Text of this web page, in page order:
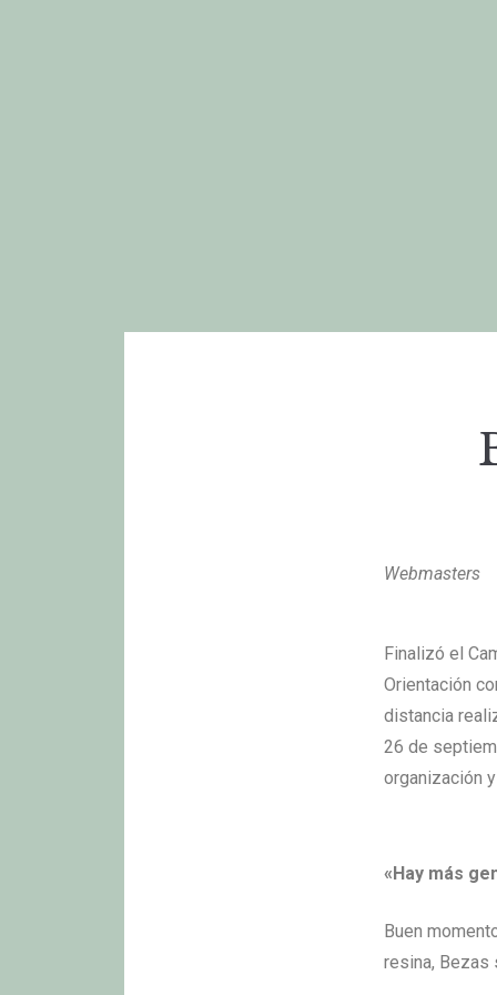
Webmasters
Finalizó el
Orientación
distancia
26 de
organización
«Hay más
Buen
resina, Bezas